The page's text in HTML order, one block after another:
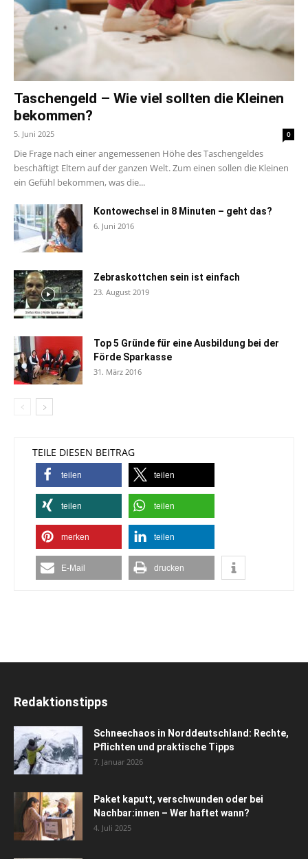
Taschengeld – Wie viel sollten die Kleinen
bekommen?
5. Juni 2025 0
Die Frage nach einer angemessenen Höhe des Taschengeldes
beschäftigt Eltern auf der ganzen Welt. Zum einen sollen die Kleinen
ein Gefühl bekommen, was die...
Kontowechsel in 8 Minuten – geht das?
6. Juni 2016
Zebraskottchen sein ist einfach
23. August 2019
Top 5 Gründe für eine Ausbildung bei der
Förde Sparkasse
31. März 2016
TEILE DIESEN BEITRAG
teilen teilen
teilen teilen
merken teilen
E-Mail drucken
Redaktionstipps
Schneechaos in Norddeutschland: Rechte,
Pflichten und praktische Tipps
7. Januar 2026
Paket kaputt, verschwunden oder bei
Nachbar:innen – Wer haftet wann?
4. Juli 2025